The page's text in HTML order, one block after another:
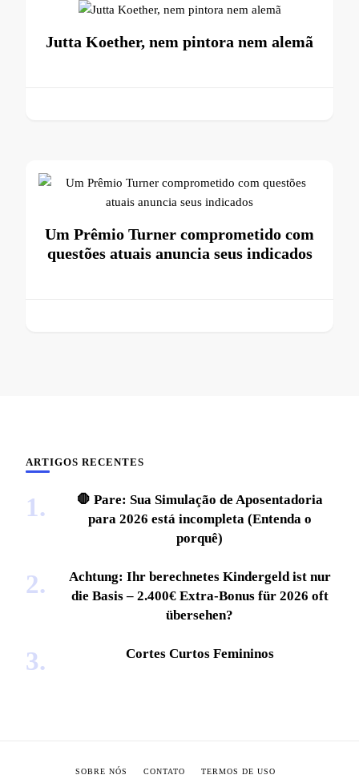
Jutta Koether, nem pintora nem alemã
Um Prêmio Turner comprometido com
questões atuais anuncia seus indicados
ARTIGOS RECENTES
🛑 Pare: Sua Simulação de Aposentadoria
para 2026 está incompleta (Entenda o
porquê)
Achtung: Ihr berechnetes Kindergeld ist nur
die Basis – 2.400€ Extra-Bonus für 2026 oft
übersehen?
Cortes Curtos Femininos
SOBRE NÓS CONTATO TERMOS DE USO